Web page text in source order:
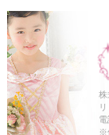
株
※